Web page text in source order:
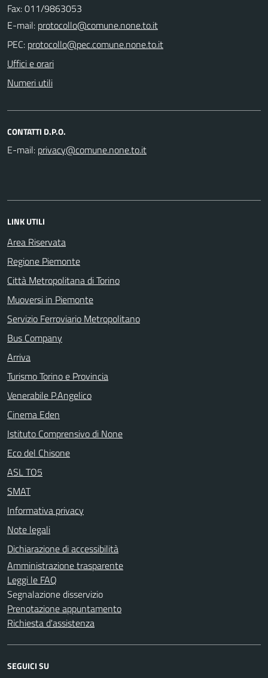
Fax: 011/9863053
E-mail:
PEC:
Uffici e orari
Numeri utili
CONTATTI D.P.O.
E-mail:
LINK UTILI
Area Riservata
Regione Piemonte
Città Metropolitana di Torino
Muoversi in Piemonte
Servizio Ferroviario Metropolitano
Bus Company
Arriva
Turismo Torino e Provincia
Venerabile P.Angelico
Cinema Eden
Istituto Comprensivo di None
Eco del Chisone
ASL TO5
SMAT
Informativa privacy
Note legali
Dichiarazione di accessibilità
Amministrazione trasparente
Leggi le FAQ
Segnalazione disservizio
Prenotazione appuntamento
Richiesta d'assistenza
SEGUICI SU